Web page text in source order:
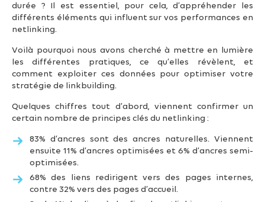
durée ? Il est essentiel, pour cela, d’appréhender les
différents éléments qui influent sur vos performances en
netlinking.
Voilà pourquoi nous avons cherché à mettre en lumière
les différentes pratiques, ce qu’elles révèlent, et
comment exploiter ces données pour optimiser votre
stratégie de linkbuilding.
Quelques chiffres tout d’abord, viennent confirmer un
certain nombre de principes clés du netlinking :
83% d’ancres sont des ancres naturelles. Viennent
ensuite 11% d’ancres optimisées et 6% d’ancres semi-
optimisées.
68% des liens redirigent vers des pages internes,
contre 32% vers des pages d’accueil.